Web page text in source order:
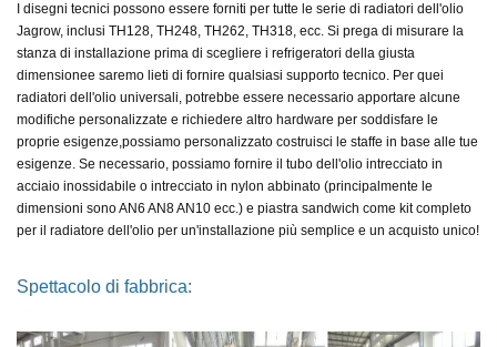
I disegni tecnici possono essere forniti per tutte le serie di radiatori dell'olio
Jagrow, inclusi TH128, TH248, TH262, TH318, ecc. Si prega di misurare la
stanza di installazione prima di scegliere i refrigeratori della giusta
dimensionee saremo lieti di fornire qualsiasi supporto tecnico. Per quei
radiatori dell'olio universali, potrebbe essere necessario apportare alcune
modifiche personalizzate e richiedere altro hardware per soddisfare le
proprie esigenze,possiamo personalizzato costruisci le staffe in base alle tue
esigenze. Se necessario, possiamo fornire il tubo dell'olio intrecciato in
acciaio inossidabile o intrecciato in nylon abbinato (principalmente le
dimensioni sono AN6 AN8 AN10 ecc.) e piastra sandwich come kit completo
per il radiatore dell'olio per un'installazione più semplice e un acquisto unico!
Spettacolo di fabbrica: